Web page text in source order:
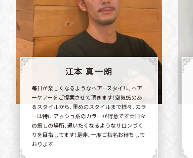
江本 真一朗
毎日が楽しくなるようなヘアースタイル、ヘア
ーケアーをご提案させて頂きます！空気感のあ
るスタイルから、重めのスタイルまで様々、カラ
ーは特にアッシュ系のカラーが得意です☆日々
の癒しの場所、通いたくなるようなサロンづく
りを目指してます！是非、一度ご指名お待ちして
おります